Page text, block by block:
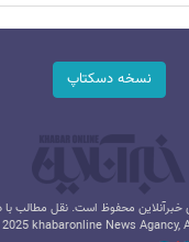
نسخه دسکتاپ
محفوظ است. نقل مطالب با
khabaronline News Agancy,